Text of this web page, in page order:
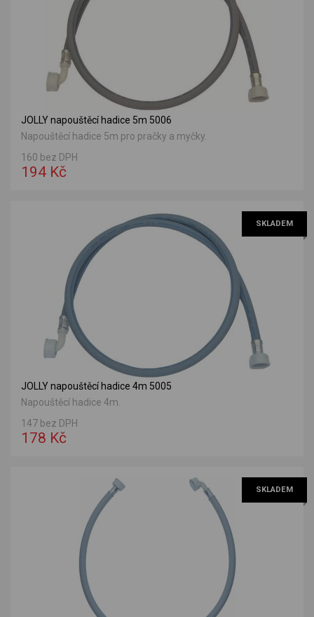
JOLLY napouštěcí hadice 5m 5006
Napouštěcí hadice 5m pro pračky a myčky.
160 bez DPH
194 Kč
SKLADEM
JOLLY napouštěcí hadice 4m 5005
Napouštěcí hadice 4m.
147 bez DPH
178 Kč
SKLADEM